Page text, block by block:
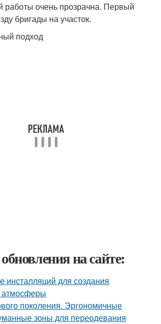
работы очень прозрачна. Первый
бригады на участок.
подход
на сайте:
инсталляций для создания
поколения. Эргономичные
зоны для переодевания